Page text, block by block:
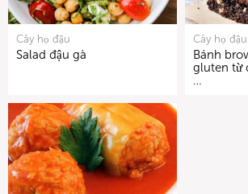
Cây họ đậu
Salad đậu gà
Cây họ đậu
Bánh
gluten từ
…